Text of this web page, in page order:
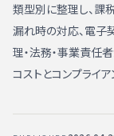
類型別に整理し、課
漏れ時の対応、電子
理・法務・事業責任
コストとコンプライ